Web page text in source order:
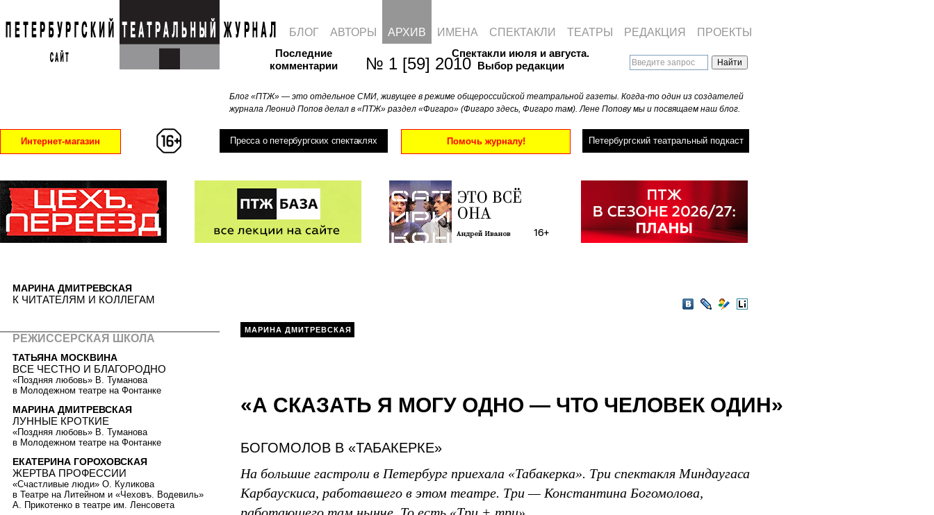
№ 1 [59] 2010
Последние
комментарии
Блог «ПТЖ» — это отдельное СМИ, живущее в режиме общероссийской театральной газеты. Когда-то один из создателей
журнала Леонид Попов делал в «ПТЖ» раздел «Фигаро» (Фигаро здесь, Фигаро там). Лене Попову мы и посвящаем наш блог.
Спектакли июля и августа.
Выбор редакции
Интернет-магазин Пресса о петербургских спектаклях Помочь журналу! Петербургский театральный подкаст
БЛОГ АВТОРЫ АРХИВ ИМЕНА СПЕКТАКЛИ ТЕАТРЫ РЕДАКЦИЯ ПРОЕКТЫ
VKontakte
LiveJournal
Мой
LiveInternet
МАРИНА ДМИТРЕВСКАЯ
«А СКАЗАТЬ Я МОГУ ОДНО — ЧТО ЧЕЛОВЕК ОДИН»
БОГОМОЛОВ В «ТАБАКЕРКЕ»
На большие гастроли в Петербург приехала «Табакерка». Три спектакля Миндаугаса
Карбаускиса, работавшего в этом театре. Три — Константина Богомолова,
МАРИНА ДМИТРЕВСКАЯ
К ЧИТАТЕЛЯМ И КОЛЛЕГАМ
РЕЖИССЕРСКАЯ ШКОЛА
ТАТЬЯНА МОСКВИНА
ВСЕ ЧЕСТНО И БЛАГОРОДНО
«Поздняя любовь» В. Туманова
в Молодежном театре на Фонтанке
МАРИНА ДМИТРЕВСКАЯ
ЛУННЫЕ КРОТКИЕ
«Поздняя любовь» В. Туманова
в Молодежном театре на Фонтанке
ЕКАТЕРИНА ГОРОХОВСКАЯ
ЖЕРТВА ПРОФЕССИИ
«Счастливые люди» О. Куликова
в Театре на Литейном и «Чеховъ. Водевиль»
А. Прикотенко в театре им. Ленсовета